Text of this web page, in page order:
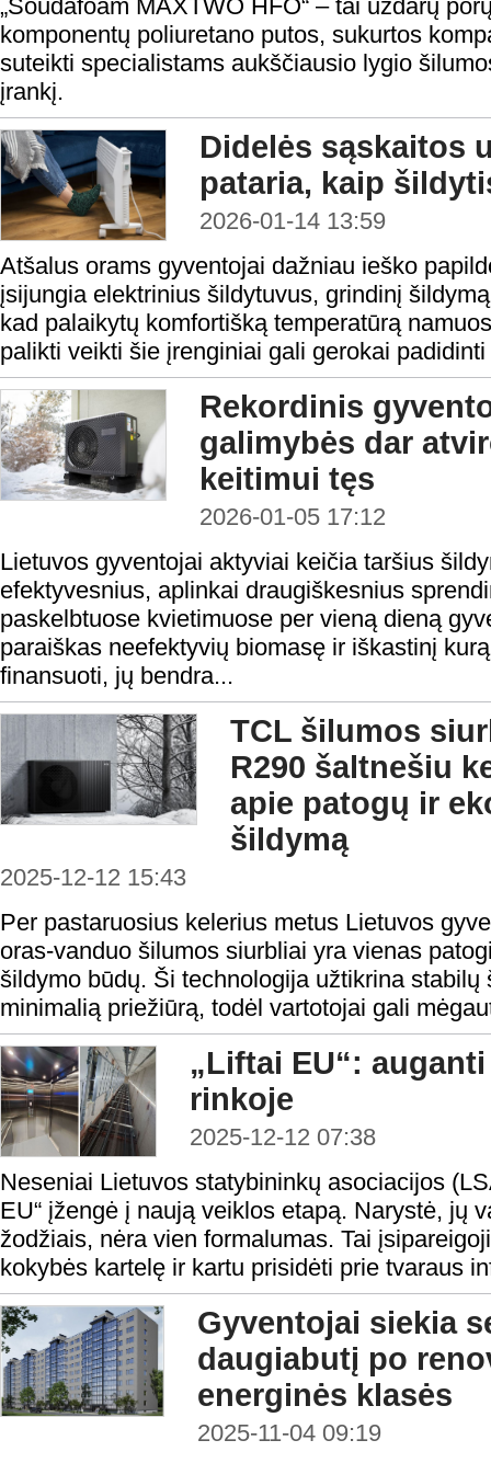
„Soudafoam MAXTWO HFO“ – tai uždarų
komponentų poliuretano putos, sukurtos
suteikti specialistams aukščiausio lygio
įrankį.
Didelės sąskaitos
pataria, kaip
2026-01-14 13:59
Atšalus orams gyventojai dažniau ieško
įsijungia elektrinius šildytuvus, grindinį
kad palaikytų komfortišką temperatūrą
palikti veikti šie įrenginiai gali gerokai
Rekordinis
galimybės dar
keitimui tęs
2026-01-05 17:12
Lietuvos gyventojai aktyviai keičia taršius
efektyvesnius, aplinkai draugiškesnius
paskelbtuose kvietimuose per vieną dieną
paraiškas neefektyvių biomasę ir iškastinį
finansuoti, jų bendra...
TCL šilumos
R290 šaltnešiu
apie patogų ir
šildymą
2025-12-12 15:43
Per pastaruosius kelerius metus Lietuvos
oras-vanduo šilumos siurbliai yra vienas
šildymo būdų. Ši technologija užtikrina
minimalią priežiūrą, todėl vartotojai gali
„Liftai EU“:
rinkoje
2025-12-12 07:38
Neseniai Lietuvos statybininkų asociacijos
EU“ įžengė į naują veiklos etapą. Narystė, jų
žodžiais, nėra vien formalumas. Tai
kokybės kartelę ir kartu prisidėti prie tvaraus
Gyventojai siekia
daugiabutį po
energinės klasės
2025-11-04 09:19